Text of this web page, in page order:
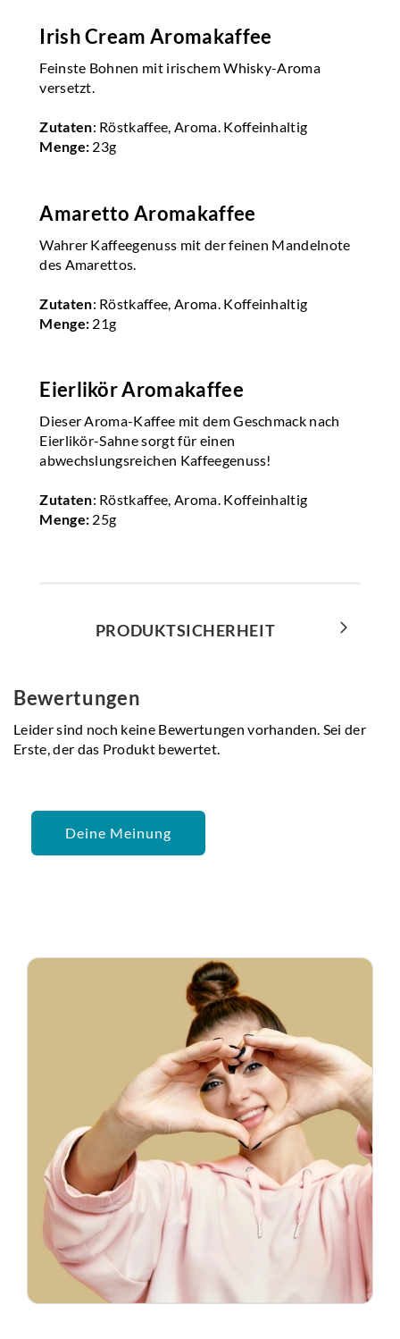
Irish Cream Aromakaffee
Feinste Bohnen mit irischem Whisky-Aroma
versetzt.
Zutaten: Röstkaffee, Aroma. Koffeinhaltig
Menge: 23g
Amaretto Aromakaffee
Wahrer Kaffeegenuss mit der feinen Mandelnote
des Amarettos.
Zutaten: Röstkaffee, Aroma. Koffeinhaltig
Menge: 21g
Eierlikör Aromakaffee
Dieser Aroma-Kaffee mit dem Geschmack nach
Eierlikör-Sahne sorgt für einen
abwechslungsreichen Kaffeegenuss!
Zutaten: Röstkaffee, Aroma. Koffeinhaltig
Menge: 25g
PRODUKTSICHERHEIT
Bewertungen
Leider sind noch keine Bewertungen vorhanden. Sei der
Erste, der das Produkt bewertet.
Deine Meinung